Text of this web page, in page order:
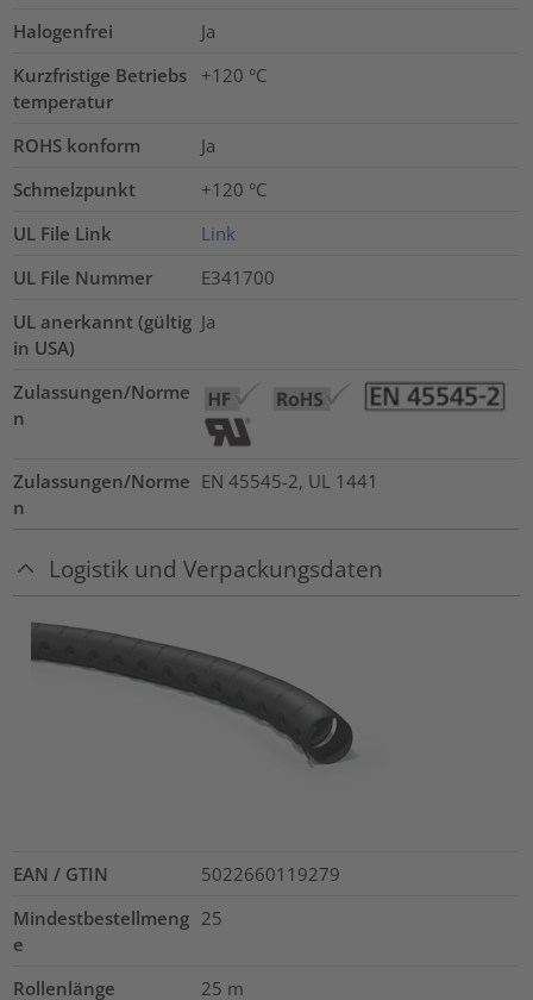
Halogenfrei
Ja
Kurzfristige Betriebs
temperatur
+120 °C
ROHS konform
Ja
Schmelzpunkt
+120 °C
UL File Link
Link
UL File Nummer
E341700
UL anerkannt (gültig
in USA)
Ja
Zulassungen/Norme
n
Zulassungen/Norme
n
EN 45545-2, UL 1441
Logistik und Verpackungsdaten
EAN / GTIN
5022660119279
Mindestbestellmeng
e
25
Rollenlänge 25 m